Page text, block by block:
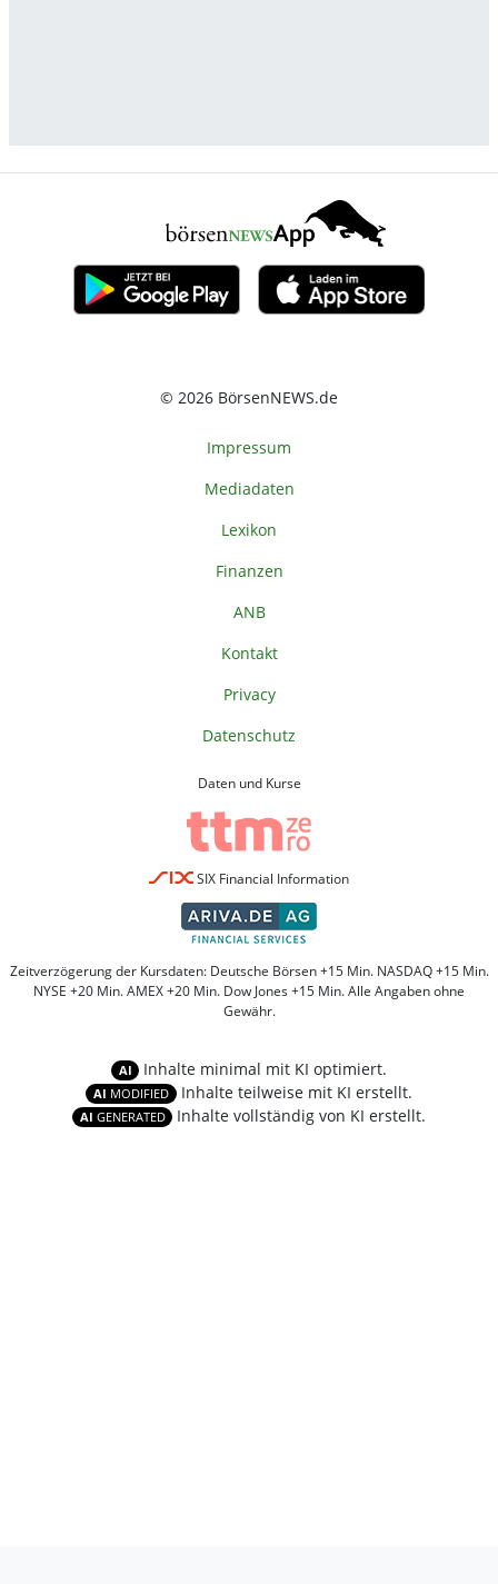
© 2026 BörsenNEWS.de
Impressum
Mediadaten
Lexikon
Finanzen
ANB
Kontakt
Privacy
Datenschutz
Daten und Kurse
SIX Financial Information
Zeitverzögerung der Kursdaten: Deutsche Börsen +15 Min. NASDAQ +15 Min.
NYSE +20 Min. AMEX +20 Min. Dow Jones +15 Min. Alle Angaben ohne
Gewähr.
AI Inhalte minimal mit KI optimiert.
AI MODIFIED Inhalte teilweise mit KI erstellt.
AI GENERATED Inhalte vollständig von KI erstellt.